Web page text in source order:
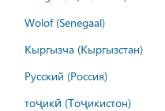
Wolof (Senegaal)
Кыргызча (Кыргызстан)
Русский (Россия)
тоҷикӣ (Тоҷикистон)